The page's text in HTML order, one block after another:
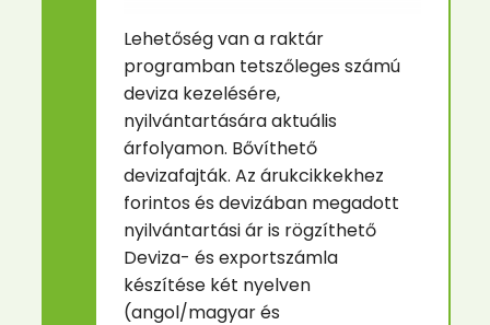
Lehetőség van a raktár
programban tetszőleges számú
deviza kezelésére,
nyilvántartására aktuális
árfolyamon. Bővíthető
devizafajták. Az árukcikkekhez
forintos és devizában megadott
nyilvántartási ár is rögzíthető
Deviza- és exportszámla
készítése két nyelven
(angol/magyar és